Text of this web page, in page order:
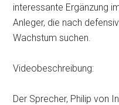
interessante Ergänzung
Anleger, die nach
Wachstum suchen.
Videobeschreibung:
Der Sprecher, Philip von